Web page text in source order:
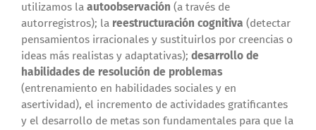
utilizamos la autoobservación (a través de
autorregistros); la reestructuración cognitiva (detectar
pensamientos irracionales y sustituirlos por creencias o
ideas más realistas y adaptativas); desarrollo de
habilidades de resolución de problemas
(entrenamiento en habilidades sociales y en
asertividad), el incremento de actividades gratificantes
y el desarrollo de metas son fundamentales para que la